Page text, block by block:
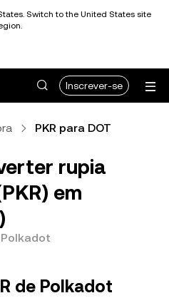
Switch to the United States site
Inscrever-se
PKR para DOT
rupia
em
de Polkadot